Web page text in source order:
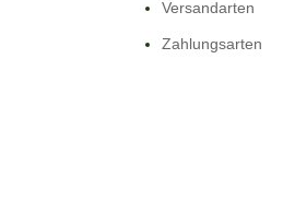
Versandarten
Zahlungsarten